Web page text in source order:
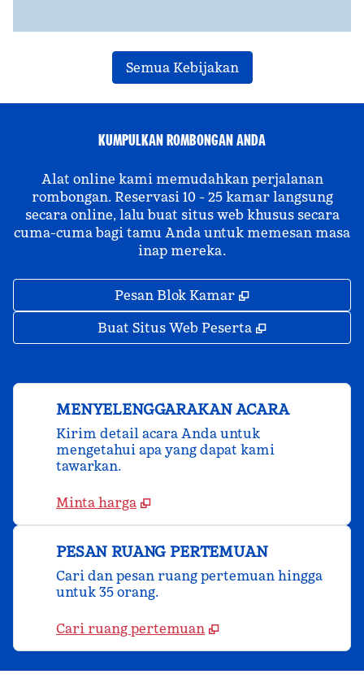
Semua Kebijakan
KUMPULKAN ROMBONGAN ANDA
Alat online kami memudahkan perjalanan
rombongan. Reservasi 10 - 25 kamar langsung
secara online, lalu buat situs web khusus secara
cuma-cuma bagi tamu Anda untuk memesan masa
inap mereka.
Pesan Blok Kamar ,
Buat Situs Web Peserta ,
MENYELENGGARAKAN ACARA
Kirim detail acara Anda untuk
mengetahui apa yang dapat kami
tawarkan.
Minta harga
PESAN RUANG PERTEMUAN
Cari dan pesan ruang pertemuan hingga
untuk 35 orang.
Cari ruang pertemuan